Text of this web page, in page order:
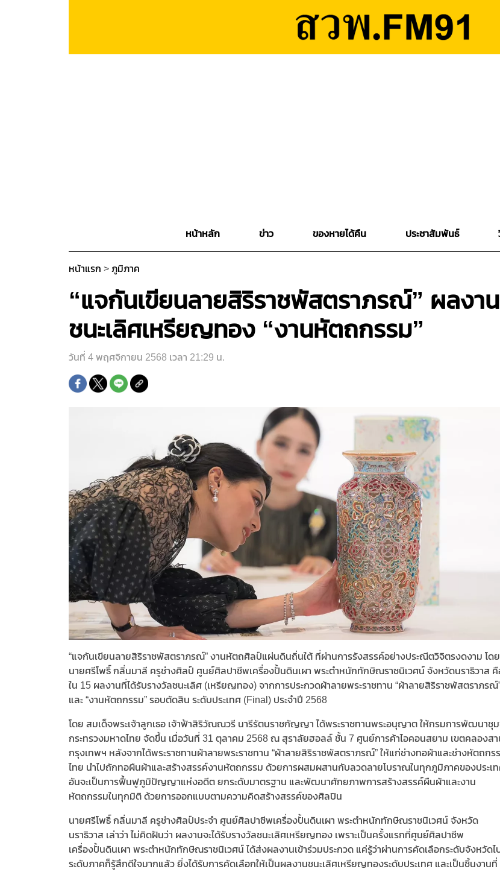
หน้าหลัก ข่าว ของหายได้คืน ประชาสัมพันธ์
หน้าแรก > ภูมิภาค
“แจกันเขียนลายสิริราชพัสตราภรณ์” ผลงา
ชนะเลิศเหรียญทอง “งานหัตถกรรม”
วันที่ 4 พฤศจิกายน 2568 เวลา 21:29 น.
“แจกันเขียนลายสิริราชพัสตราภรณ์” งานหัตถศิลป์แผ่นดินถิ่นใต้ ที่ผ่านการรังสรรค์อย่างประณีตวิจิตรงดงาม โดย
นายศรีโพธิ์ กลิ่นมาลี ครูช่างศิลป์ ศูนย์ศิลปาชีพเครื่องปั้นดินเผา พระตำหนักทักษิณราชนิเวศน์ จังหวัดนราธิวาส คื
ใน 15 ผลงานที่ได้รับรางวัลชนะเลิศ (เหรียญทอง) จากการประกวดผ้าลายพระราชทาน “ผ้าลายสิริราชพัสตราภรณ์
และ “งานหัตถกรรม” รอบตัดสิน ระดับประเทศ (Final) ประจำปี 2568
โดย สมเด็จพระเจ้าลูกเธอ เจ้าฟ้าสิริวัณณวรี นารีรัตนราชกัญญา ได้พระราชทานพระอนุญาต ให้กรมการพัฒนาชุ
กระทรวงมหาดไทย จัดขึ้น เมื่อวันที่ 31 ตุลาคม 2568 ณ สุราลัยฮอลล์ ชั้น 7 ศูนย์การค้าไอคอนสยาม เขตคลองสา
กรุงเทพฯ หลังจากได้พระราชทานผ้าลายพระราชทาน “ผ้าลายสิริราชพัสตราภรณ์” ให้แก่ช่างทอผ้าและช่างหัตถกร
ไทย นำไปถักทอผืนผ้าและสร้างสรรค์งานหัตถกรรม ด้วยการผสมผสานกับลวดลายโบราณในทุกภูมิภาคของประเ
อันจะเป็นการฟื้นฟูภูมิปัญญาแห่งอดีต ยกระดับมาตรฐาน และพัฒนาศักยภาพการสร้างสรรค์ผืนผ้าและงาน
หัตถกรรมในทุกมิติ ด้วยการออกแบบตามความคิดสร้างสรรค์ของศิลปิน
นายศรีโพธิ์ กลิ่นมาลี ครูช่างศิลป์ประจำ ศูนย์ศิลปาชีพเครื่องปั้นดินเผา พระตำหนักทักษิณราชนิเวศน์ จังหวัด
นราธิวาส เล่าว่า ไม่คิดฝันว่า ผลงานจะได้รับรางวัลชนะเลิศเหรียญทอง เพราะเป็นครั้งแรกที่ศูนย์ศิลปาชีพ
เครื่องปั้นดินเผา พระตำหนักทักษิณราชนิเวศน์ ได้ส่งผลงานเข้าร่วมประกวด แค่รู้ว่าผ่านการคัดเลือกระดับจังหวัดไ
ระดับภาคก็รู้สึกดีใจมากแล้ว ยิ่งได้รับการคัดเลือกให้เป็นผลงานชนะเลิศเหรียญทองระดับประเทศ และเป็นชิ้นงานที่